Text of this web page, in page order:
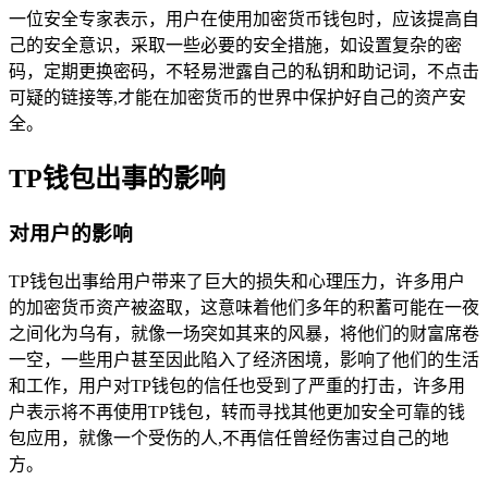
一位安全专家表示，用户在使用加密货币钱包时，应该提高自
己的安全意识，采取一些必要的安全措施，如设置复杂的密
码，定期更换密码，不轻易泄露自己的私钥和助记词，不点击
可疑的链接等,才能在加密货币的世界中保护好自己的资产安
全。
TP钱包出事的影响
对用户的影响
TP钱包出事给用户带来了巨大的损失和心理压力，许多用户
的加密货币资产被盗取，这意味着他们多年的积蓄可能在一夜
之间化为乌有，就像一场突如其来的风暴，将他们的财富席卷
一空，一些用户甚至因此陷入了经济困境，影响了他们的生活
和工作，用户对TP钱包的信任也受到了严重的打击，许多用
户表示将不再使用TP钱包，转而寻找其他更加安全可靠的钱
包应用，就像一个受伤的人,不再信任曾经伤害过自己的地
方。